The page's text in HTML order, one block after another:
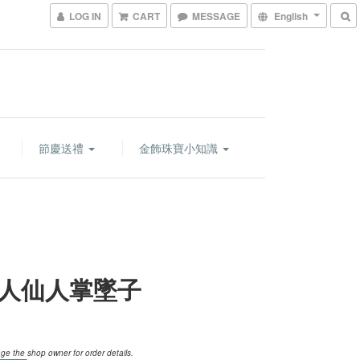
LOG IN CART MESSAGE English
節慶送禮 金飾珠寶小知識
仙人掌墜子
the shop owner for order details.